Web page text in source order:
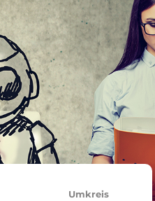
Umkreis